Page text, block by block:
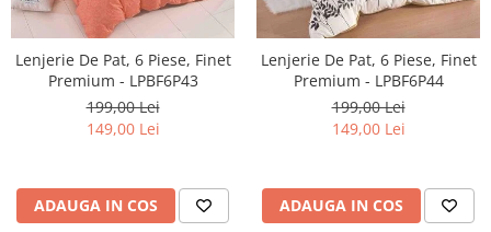
Lenjerie De Pat, 6 Piese, Finet
Premium - LPBF6P43
199,00 Lei
149,00 Lei
ADAUGA IN COS
Lenjerie De Pat, 6 Piese, Finet
Premium - LPBF6P44
199,00 Lei
149,00 Lei
ADAUGA IN COS